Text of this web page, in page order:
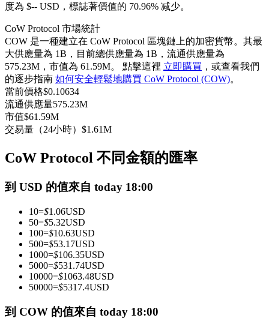
多種以USDC結算的永續合約
跟單
與頂尖交易專家同行
成為跟單交易員
度為 $-- USD，標誌著價值的 70.96% 减少。
CoW Protocol 市場統計
COW 是一種建立在 CoW Protocol 區塊鏈上的加密貨幣。其最
大供應量為 1B，目前總供應量為 1B，流通供應量為
575.23M，市值為 61.59M。 點擊這裡 立即購買 ，或查看我們
的逐步指南 如何安全輕鬆地購買 CoW Protocol (COW)。
當前價格$0.10634
流通供應量575.23M
市值$61.59M
交易量（24小時） $1.61M
CoW Protocol 不同金額的匯率
到 USD 的值來自 today 18:00
10=$1.06USD
50=$5.32USD
100=$10.63USD
500=$53.17USD
1000=$106.35USD
5000=$531.74USD
10000=$1063.48USD
50000=$5317.4USD
到 COW 的值來自 today 18:00